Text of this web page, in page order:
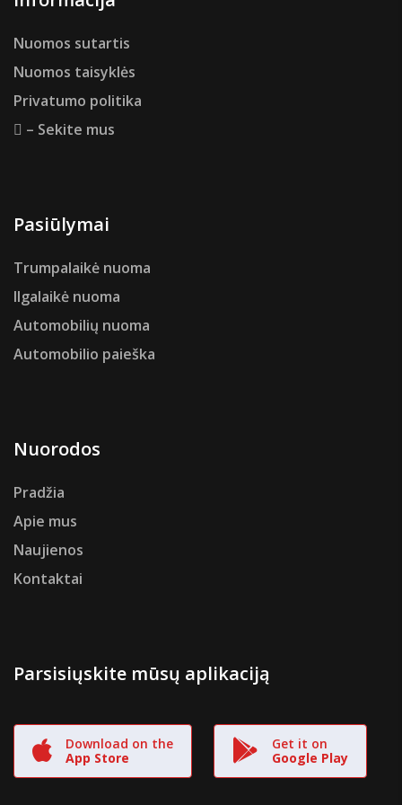
Nuomos sutartis
Nuomos taisyklės
Privatumo politika
– Sekite mus
Pasiūlymai
Trumpalaikė nuoma
Ilgalaikė nuoma
Automobilių nuoma
Automobilio paieška
Nuorodos
Pradžia
Apie mus
Naujienos
Kontaktai
Parsisiųskite mūsų aplikaciją
Download on the
App Store
Get it on
Google Play